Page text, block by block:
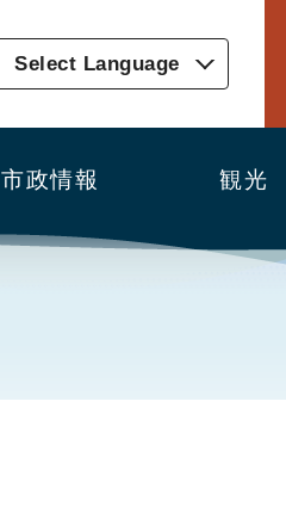
Select Language
市政情報 観光